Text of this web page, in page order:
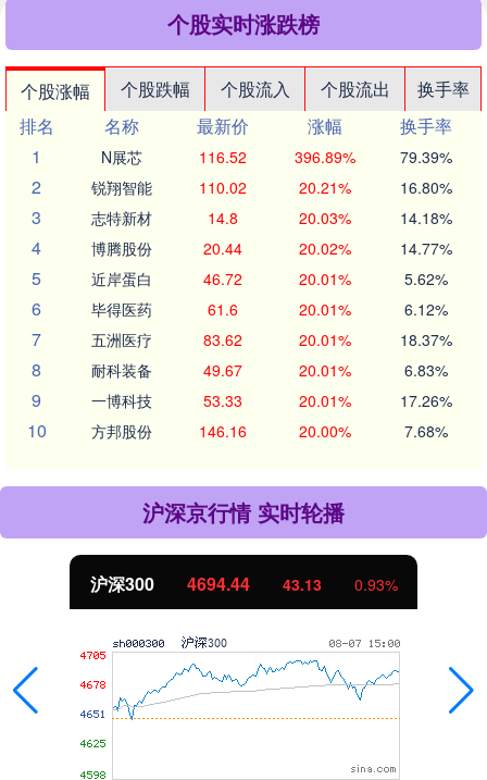
个股实时涨跌榜
个股涨幅 个股跌幅 个股流入 个股流出
换手率
排名
名称 最新价 涨幅
换手率
1
N展芯 116.52 396.89% 79.39%
2 锐翔智能 110.02 20.21% 16.80%
3 志特新材 14.8 20.03% 14.18%
4 博腾股份 20.44 20.02% 14.77%
5 近岸蛋白 46.72 20.01% 5.62%
6 毕得医药 61.6 20.01% 6.12%
7 五洲医疗 83.62 20.01% 18.37%
8 耐科装备 49.67 20.01% 6.83%
9 一博科技 53.33 20.01% 17.26%
10 方邦股份 146.16 20.00% 7.68%
沪深京行情 实时轮播
沪深300 4694.44 43.13 0.93%